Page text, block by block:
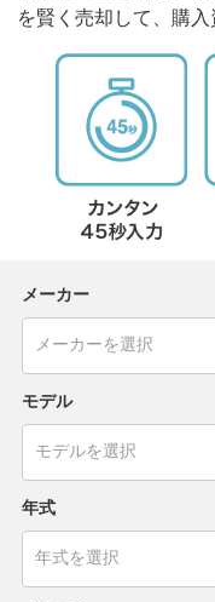
を賢く売却して、購
メーカー
モデル
年式